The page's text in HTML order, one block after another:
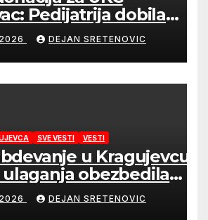
Pedijatrija dobila
i mikroskop
miliona dinara
DEJAN SRETENOVIC
SVE VESTI VESTI
u Kragujevcu
obezbedila
DEJAN SRETENOVIC